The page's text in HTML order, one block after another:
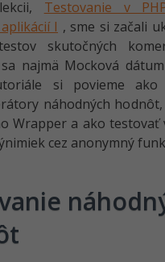
Java -80%
C# .NET -80%
-80%
-80%
-80%
Testovanie v
I , sme si začali
skutočných
najmä Mocková
si povieme ako
náhodných
Wrapper a ako testovať
cez anonymný